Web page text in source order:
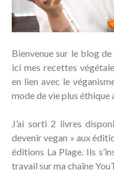
Bienvenue sur le blog
ici mes recettes
en lien avec le
mode de vie plus
J’ai sorti 2 livres
devenir vegan » aux
éditions La Plage. Ils
travail sur ma chaîne